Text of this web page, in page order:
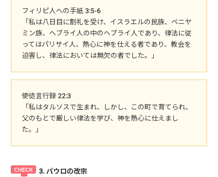
フィリピ人への手紙 3:5-6
「私は八日目に割礼を受け、イスラエルの民族、ベニヤ
ミン族、ヘブライ人の中のヘブライ人であり、律法に従
ってはパリサイ人、熱心に神を仕える者であり、教会を
迫害し、律法においては無欠の者でした。」
使徒言行録 22:3
「私はタルソスで生まれ、しかし、この町で育てられ、
父のもとで厳しい律法を学び、神を熱心に仕えまし
た。」
3. パウロの改宗